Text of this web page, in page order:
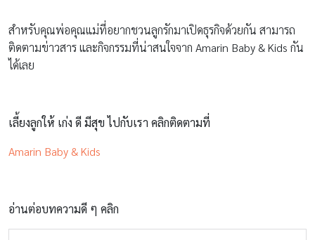
สำหรับคุณพ่อคุณแม่ที่อยากชวนลูกรักมาเปิดธุรกิจด้วยกัน สามารถ
ติดตามข่าวสาร และกิจกรรมที่น่าสนใจจาก Amarin Baby & Kids กัน
ได้เลย
เลี้ยงลูกให้ เก่ง ดี มีสุข ไปกับเรา คลิกติดตามที่
Amarin Baby & Kids
อ่านต่อบทความดี ๆ คลิก